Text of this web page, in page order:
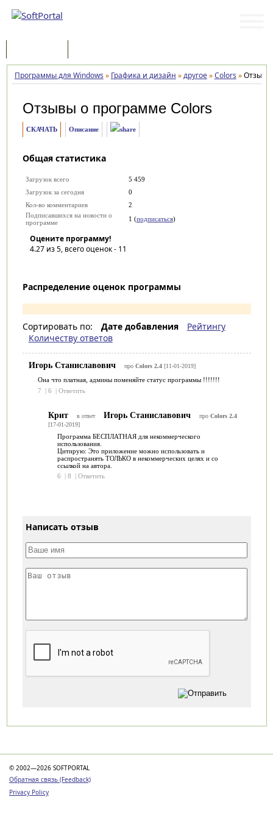
Программы для Windows » Графика и дизайн »другое»Colors »Отзывы
Отзывы о программе Colors
СКАЧАТЬ Описание
Общая статистика
Загрузок всего
5 459
Загрузок за сегодня
0
Кол-во комментариев
2
Подписавшихся на новости о
программе
1 (подписаться)
Оцените программу!
4.27из 5, всего оценок - 11
Распределение оценок программы
Сортировать по: Дате добавления
Рейтингу
Количеству ответов
Игорь Станиславович про Colors 2.4[11-01-2019]
Она что платная, админы поменяйте статус программы !!!!!!!
7
| 6 | Ответить
Крит в ответ Игорь Станиславович про Colors 2.4
[17-01-2019]
Программа БЕСПЛАТНАЯ для некоммерческого
использования.
Цитирую: Это приложение можно использовать и
распространять ТОЛЬКО в некоммерческих целях и со
ссылкой на автора.
6
| 8 | Ответить
Написать отзыв
© 2002—2026 SOFTPORTAL
Обратная связь (Feedback)
Privacy Policy